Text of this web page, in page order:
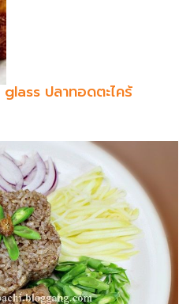
ปลาทอดตะไคร้